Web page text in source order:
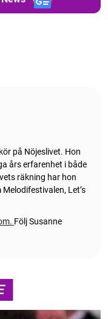
på Nöjeslivet. Hon
års erfarenhet i både
räkning har hon
Let’s
. Följ Susanne